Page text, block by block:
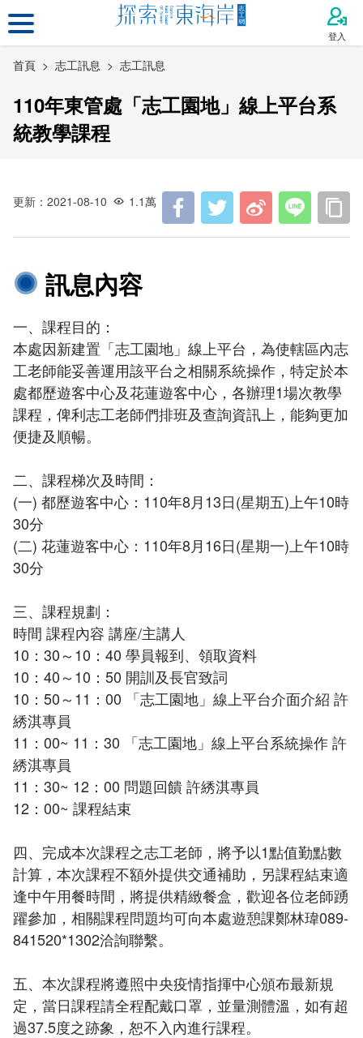
到
主
登入
首頁 志工訊息 志工訊息
110年東管處「志工園地」線上平台系
統教學課程
更新：2021-08-10 1.1萬
訊息內容
一、課程目的：
本處因新建置「志工園地」線上平台，為使轄區內志
工老師能妥善運用該平台之相關系統操作，特定於本
處都歷遊客中心及花蓮遊客中心，各辦理1場次教學
課程，俾利志工老師們排班及查詢資訊上，能夠更加
便捷及順暢。
二、課程梯次及時間：
(一) 都歷遊客中心：110年8月13日(星期五)上午10時
30分
(二) 花蓮遊客中心：110年8月16日(星期一)上午10時
30分
三、課程規劃：
時間 課程內容 講座/主講人
10：30～10：40 學員報到、領取資料
10：40～10：50 開訓及長官致詞
10：50～11：00 「志工園地」線上平台介面介紹 許
綉淇專員
11：00~ 11：30 「志工園地」線上平台系統操作 許
綉淇專員
11：30~ 12：00 問題回饋 許綉淇專員
12：00~ 課程結束
四、完成本次課程之志工老師，將予以1點值勤點數
計算，本次課程不額外提供交通補助，另課程結束適
逢中午用餐時間，將提供精緻餐盒，歡迎各位老師踴
躍參加，相關課程問題均可向本處遊憩課鄭林瑋089-
841520*1302洽詢聯繫。
五、本次課程將遵照中央疫情指揮中心頒布最新規
定，當日課程請全程配戴口罩，並量測體溫，如有超
過37.5度之跡象，恕不入內進行課程。